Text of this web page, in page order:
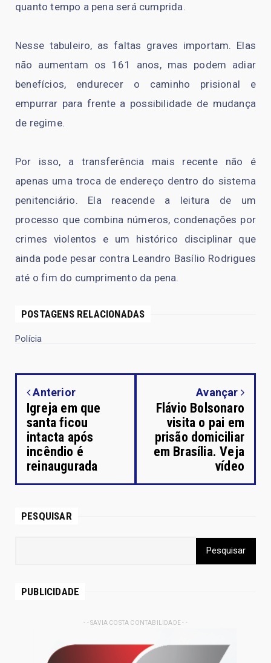
quanto tempo a pena será cumprida.
Nesse tabuleiro, as faltas graves importam. Elas
não aumentam os 161 anos, mas podem adiar
benefícios, endurecer o caminho prisional e
empurrar para frente a possibilidade de mudança
de regime.
Por isso, a transferência mais recente não é
apenas uma troca de endereço dentro do sistema
penitenciário. Ela reacende a leitura de um
processo que combina números, condenações por
crimes violentos e um histórico disciplinar que
ainda pode pesar contra Leandro Basílio Rodrigues
até o fim do cumprimento da pena.
POSTAGENS RELACIONADAS
Polícia
Anterior
Igreja em que
santa ficou
intacta após
incêndio é
reinaugurada
Avançar
Flávio Bolsonaro
visita o pai em
prisão domiciliar
em Brasília. Veja
vídeo
PESQUISAR
PUBLICIDADE
- - SAVIA COSTA CONTABILIDADE - -